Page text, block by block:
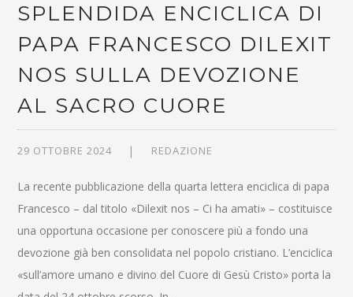
SPLENDIDA ENCICLICA DI
PAPA FRANCESCO DILEXIT
NOS SULLA DEVOZIONE
AL SACRO CUORE
29 OTTOBRE 2024 REDAZIONE
La recente pubblicazione della quarta lettera enciclica di papa
Francesco – dal titolo «Dilexit nos – Ci ha amati» – costituisce
una opportuna occasione per conoscere più a fondo una
devozione già ben consolidata nel popolo cristiano. L’enciclica
«sull’amore umano e divino del Cuore di Gesù Cristo» porta la